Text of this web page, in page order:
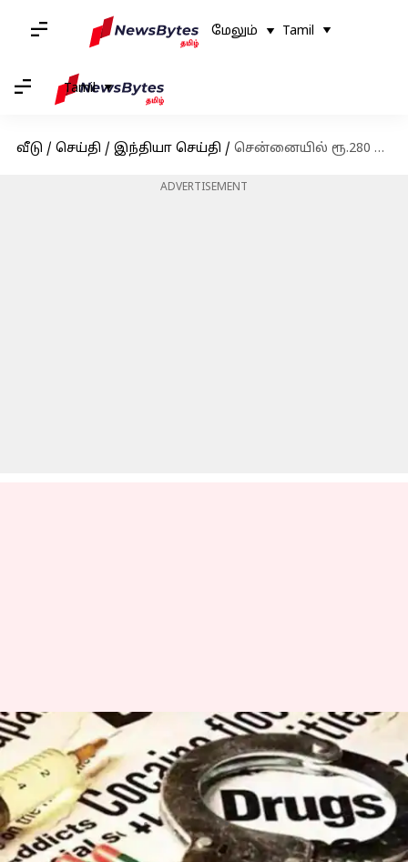
மேலும் Tamil
Tamil
வீடு / செய்தி / இந்தியா செய்தி / சென்னையில் ரூ.280 கோடி மதிப்புள்ள போதை பொருட்கள் பறிமுதல்
ADVERTISEMENT
சென்னையில் ரூ.280
கோடி மதிப்புள்ள போதை
பொருட்கள் பறிமுதல்
எழுதியவர் Nivetha P Dec 22, 2023 07:28 pm